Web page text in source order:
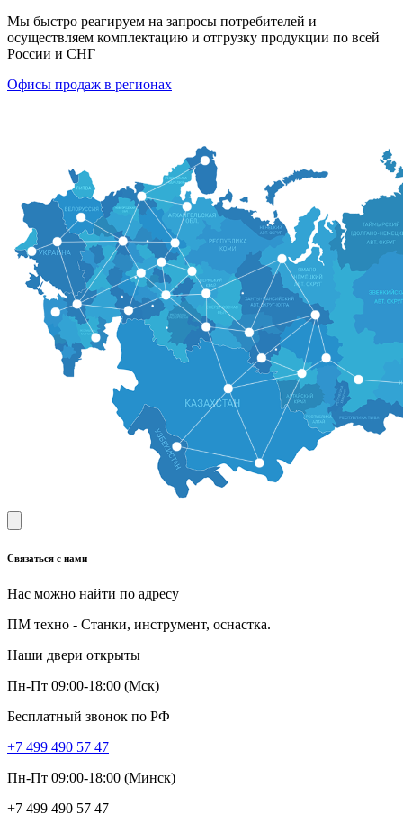
Мы быстро реагируем на запросы потребителей и
осуществляем комплектацию и отгрузку продукции по всей
России и СНГ
Офисы продаж в регионах
Связаться с нами
Нас можно найти по адресу
ПМ техно - Станки, инструмент, оснастка.
Наши двери открыты
Пн-Пт 09:00-18:00 (Мск)
Бесплатный звонок по РФ
+7 499 490 57 47
Пн-Пт 09:00-18:00 (Минск)
+7 499 490 57 47